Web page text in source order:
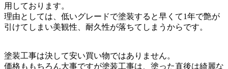
用しております。
理由としては、低いグレードで塗装すると早くて1年で艶が
引けてしまい美観性、耐久性が落ちてしまうからです。
塗装工事は決して安い買い物ではありません。
価格ももちろん大事ですが塗装工事は、塗った直後は綺麗な